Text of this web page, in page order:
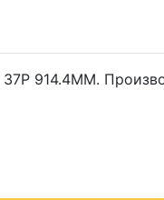
914.4MM.